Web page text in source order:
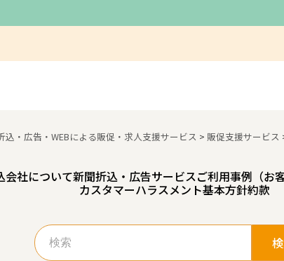
込・広告・WEBによる販促・求人支援サービス > 販促支援サービス
会社について新聞折込・広告サービスご利用事例（お客
カスタマーハラスメント基本方針約款
検
索: